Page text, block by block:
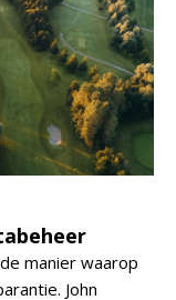
manier waarop
John